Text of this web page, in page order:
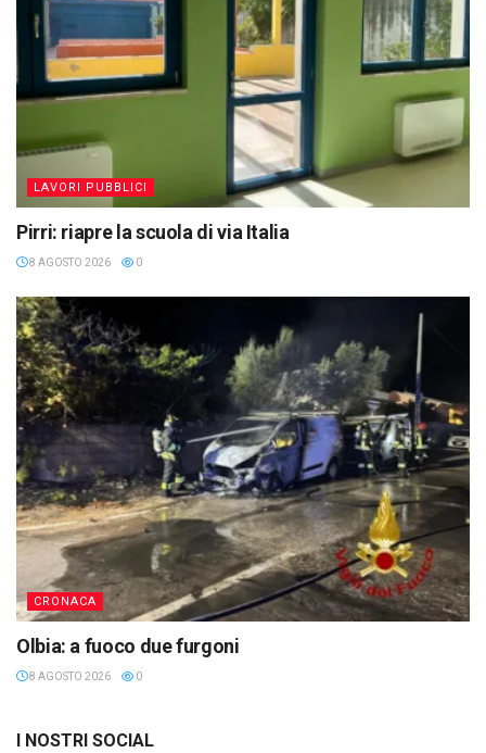
LAVORI PUBBLICI
Pirri: riapre la scuola di via Italia
8 AGOSTO 2026 0
CRONACA
Olbia: a fuoco due furgoni
8 AGOSTO 2026 0
I NOSTRI SOCIAL